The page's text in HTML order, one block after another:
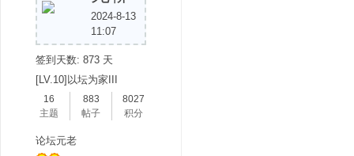
2024-8-13
11:07
签到天数: 873 天
[LV.10]以坛为家III
16
主题
883
帖子
8027
积分
论坛元老